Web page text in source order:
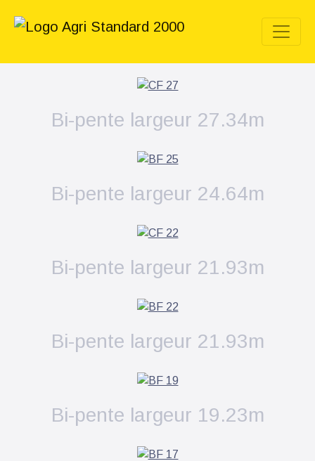
Bi-pente largeur 27.34m
Bi-pente largeur 24.64m
Bi-pente largeur 21.93m
Bi-pente largeur 21.93m
Bi-pente largeur 19.23m